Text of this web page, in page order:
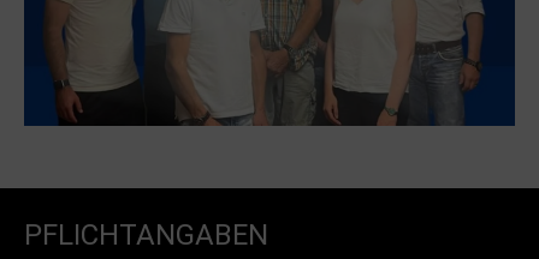
PFLICHTANGABEN